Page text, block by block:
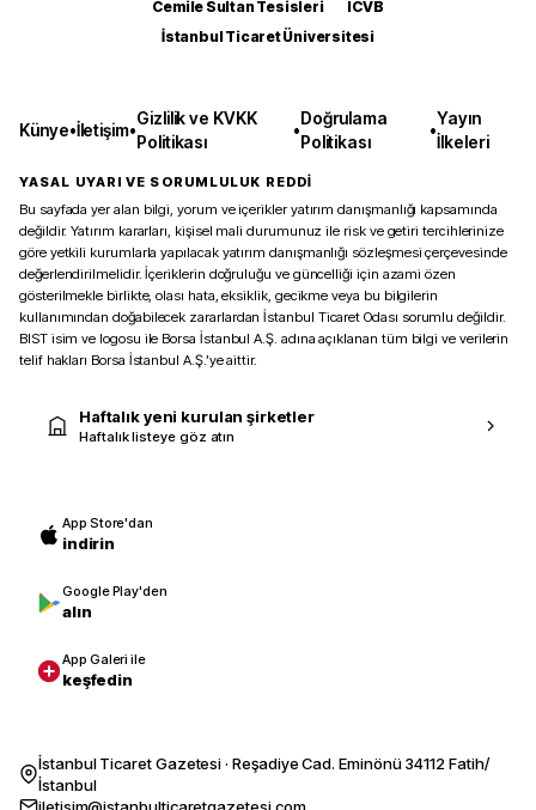
Cemile Sultan Tesisleri
ICVB
İstanbul Ticaret Üniversitesi
Künye•İletişim•
Gizlilik ve KVKK
Politikası
•
Doğrulama
Politikası
•
Yayın
İlkeleri
YASAL UYARI VE SORUMLULUK REDDİ
Bu sayfada yer alan bilgi, yorum ve içerikler yatırım danışmanlığı kapsamında
değildir. Yatırım kararları, kişisel mali durumunuz ile risk ve getiri tercihlerinize
göre yetkili kurumlarla yapılacak yatırım danışmanlığı sözleşmesi çerçevesinde
değerlendirilmelidir. İçeriklerin doğruluğu ve güncelliği için azami özen
gösterilmekle birlikte, olası hata, eksiklik, gecikme veya bu bilgilerin
kullanımından doğabilecek zararlardan İstanbul Ticaret Odası sorumlu değildir.
BIST isim ve logosu ile Borsa İstanbul A.Ş. adına açıklanan tüm bilgi ve verilerin
telif hakları Borsa İstanbul A.Ş.’ye aittir.
Haftalık yeni kurulan şirketler
Haftalık listeye göz atın
App Store'dan
indirin
Google Play'den
alın
App Galeri ile
keşfedin
İstanbul Ticaret Gazetesi · Reşadiye Cad. Eminönü 34112 Fatih/
İstanbul